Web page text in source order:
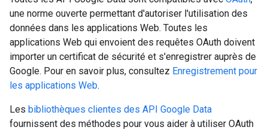
une norme ouverte permettant d'autoriser l'utilisation des
données dans les applications Web. Toutes les
applications Web qui envoient des requêtes OAuth doivent
importer un certificat de sécurité et s'enregistrer auprès de
Google. Pour en savoir plus, consultez Enregistrement pour
les applications Web.
Les bibliothèques clientes des API Google Data
fournissent des méthodes pour vous aider à utiliser OAuth